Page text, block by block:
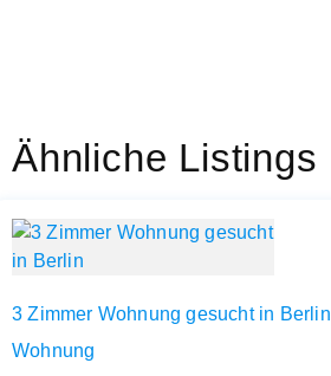
Ähnliche Listings
3 Zimmer Wohnung gesucht in Berlin
Wohnung